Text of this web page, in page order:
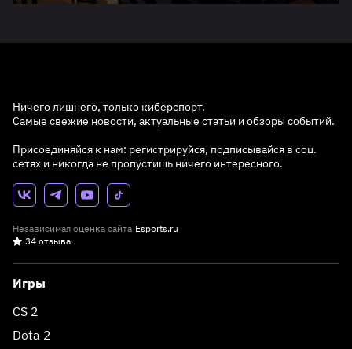
Ничего лишнего, только киберспорт.
Самые свежие новости, актуальные статьи и обзоры событий.
Присоединяйся к нам: регистрируйся, подписывайся в соц.
сетях и никогда не пропустишь ничего интересного.
Независимая оценка сайта Esports.ru
34 отзыва
Игры
CS 2
Dota 2